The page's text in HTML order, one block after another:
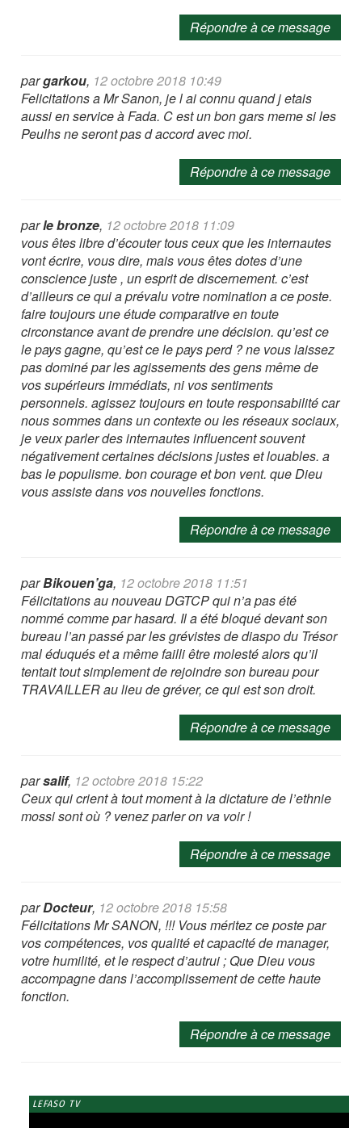
Répondre à ce message
pargarkou, 12 octobre 2018 10:49
Felicitations a Mr Sanon, je l ai connu quand j etais
aussi en service à Fada. C est un bon gars meme si les
Peulhs ne seront pas d accord avec moi.
Répondre à ce message
parle bronze, 12 octobre 2018 11:09
vous êtes libre d’écouter tous ceux que les internautes
vont écrire, vous dire, mais vous êtes dotes d’une
conscience juste , un esprit de discernement. c’est
d’ailleurs ce qui a prévalu votre nomination a ce poste.
faire toujours une étude comparative en toute
circonstance avant de prendre une décision. qu’est ce
le pays gagne, qu’est ce le pays perd ? ne vous laissez
pas dominé par les agissements des gens même de
vos supérieurs immédiats, ni vos sentiments
personnels. agissez toujours en toute responsabilité car
nous sommes dans un contexte ou les réseaux sociaux,
je veux parler des internautes influencent souvent
négativement certaines décisions justes et louables. a
bas le populisme. bon courage et bon vent. que Dieu
vous assiste dans vos nouvelles fonctions.
Répondre à ce message
parBikouen’ga, 12 octobre 2018 11:51
Félicitations au nouveau DGTCP qui n’a pas été
nommé comme par hasard. Il a été bloqué devant son
bureau l’an passé par les grévistes de diaspo du Trésor
mal éduqués et a même failli être molesté alors qu’il
tentait tout simplement de rejoindre son bureau pour
TRAVAILLER au lieu de gréver, ce qui est son droit.
Répondre à ce message
parsalif, 12 octobre 2018 15:22
Ceux qui crient à tout moment à la dictature de l’ethnie
mossi sont où ? venez parler on va voir !
Répondre à ce message
parDocteur, 12 octobre 2018 15:58
Félicitations Mr SANON, !!! Vous méritez ce poste par
vos compétences, vos qualité et capacité de manager,
votre humilité, et le respect d’autrui ; Que Dieu vous
accompagne dans l’accomplissement de cette haute
fonction.
Répondre à ce message
LEFASO TV